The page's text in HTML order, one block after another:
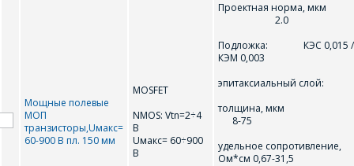
Мощные полевые
МОП
транзисторы,Uмакс=
60-900 В пл. 150 мм
MOSFET
NMOS: Vtn=2÷4
В
Uмакс= 60÷900
В
Проектная норма, мкм
2.0
Подложка: КЭС 0,015 /
КЭМ 0,003
эпитаксиальный слой:
толщина,
8-75
удельное сопротивление,
Ом*см 0,67-31,5